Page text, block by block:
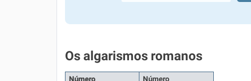
Os algarismos romanos
Número
Número